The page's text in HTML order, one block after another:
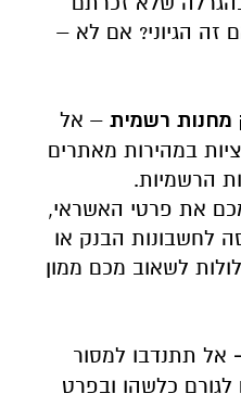
הגיוני? אם לא –
מחנות רשמית – אל
במהירות מאתרים
הרשמיות.
את פרטי האשראי,
לחשבונות הבנק או
לשאוב מכם ממון
אל תתנדבו למסור
לגורם כלשהו ובפרט